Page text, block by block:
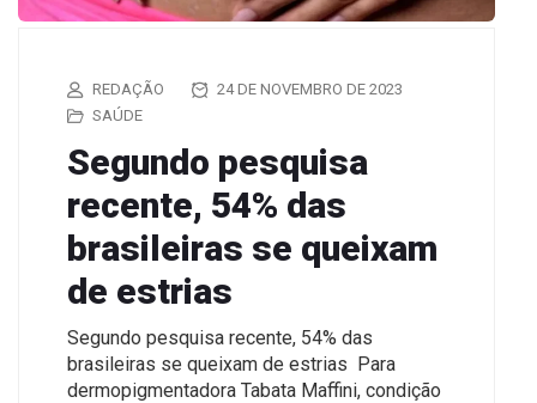
REDAÇÃO
24 DE NOVEMBRO DE 2023
SAÚDE
Segundo pesquisa
recente, 54% das
brasileiras se queixam
de estrias
Segundo pesquisa recente, 54% das
brasileiras se queixam de estrias Para
dermopigmentadora Tabata Maffini, condição